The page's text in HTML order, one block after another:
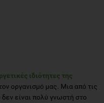
ιδιότητες της
οργανισμό μας. Μια από τις
είναι πολύ γνωστή στο